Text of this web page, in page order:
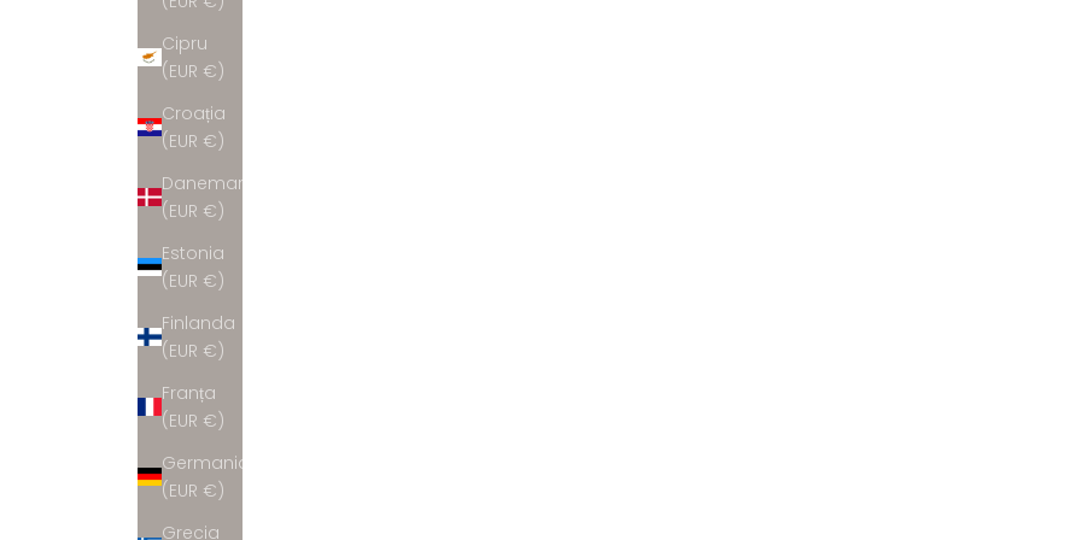
Cipru
(EUR €)
Croația
(EUR €)
Danemarca
(EUR €)
Estonia
(EUR €)
Finlanda
(EUR €)
Franța
(EUR €)
Germania
(EUR €)
Grecia